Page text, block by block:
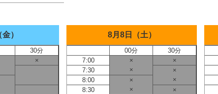
）
30分
×
8月8日（土）
00分
30分
7:00
×
×
7:30
×
×
8:00
×
×
8:30
×
×